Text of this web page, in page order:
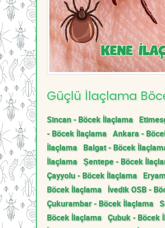
Güçlü İlaçlama
Sincan - Böcek İlaçlama
- Böcek İlaçlama Ankara -
İlaçlama Balgat - Böcek
İlaçlama Şentepe - Böcek
Çayyolu - Böcek İlaçlama
Böcek İlaçlama İvedik OSB -
Çukurambar - Böcek İlaçlama
Böcek İlaçlama Çubuk - Böcek